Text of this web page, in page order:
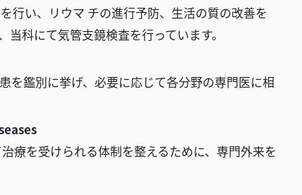
行い、リウマ チの進行予防、生活の質の改善を
科にて気管支鏡検査を行っています。
を鑑別に挙げ、必要に応じて各分野の専門医に相
療を受けられる体制を整えるために、専門外来を